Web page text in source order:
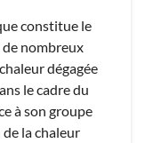
constitue le
nombreux
dégagée
le cadre du
à son groupe
la chaleur